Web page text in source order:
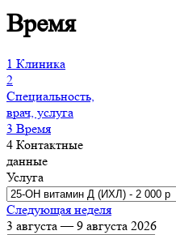
Время
1 Клиника
2
Специальность,
врач, услуга
3 Время
4 Контактные
данные
Услуга
Следующая неделя
3 августа — 9 августа 2026